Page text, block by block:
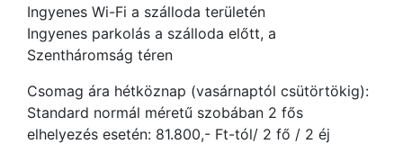
Ingyenes Wi-Fi a szálloda területén
Ingyenes parkolás a szálloda előtt, a
Szentháromság téren
Csomag ára hétköznap (vasárnaptól csütörtökig):
Standard normál méretű szobában 2 fős
elhelyezés esetén: 81.800,- Ft-tól/ 2 fő / 2 éj